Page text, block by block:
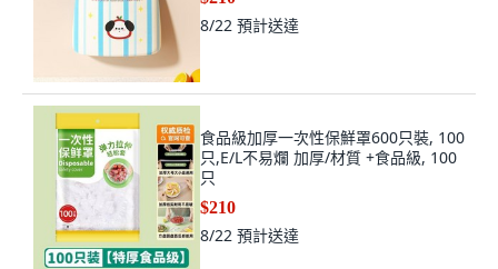
8/22 預計送達
食品級加厚一次性保鮮罩600只裝, 100
只,E/L不易爛 加厚/材質 +食品級, 100
只
$210
8/22 預計送達